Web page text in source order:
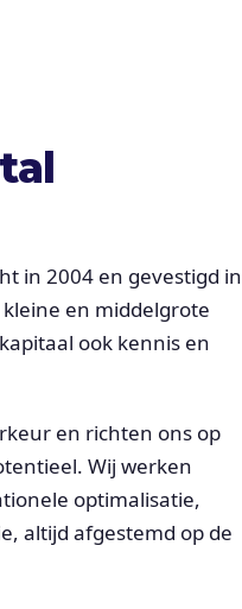
in 2004 en gevestigd in
en middelgrote
ook kennis en
en richten ons op
Wij werken
optimalisatie,
altijd afgestemd op de